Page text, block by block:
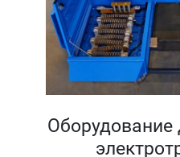
Оборудование